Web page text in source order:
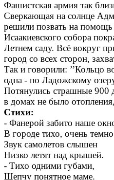
Фашистская армия так
Сверкающая на солнце
решили позвать на помощь
Исаакиевского собора
Летнем саду. Всё вокруг
город со всех сторон,
Так и говорили: ’’Кольцо
одна - по Ладожскому
Потянулись страшные 900
в домах не было
Стихи:
- Фанерой забито наше
В городе тихо, очень темно
Звук самолетов слышен
Низко летят над крышей.
- Тихо одними губами,
Шепчу понятное маме.